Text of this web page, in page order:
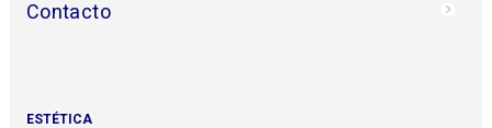
Contacto
ESTÉTICA